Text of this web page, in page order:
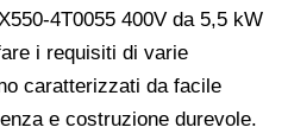
4T0055 400V da 5,5 kW
i requisiti di varie
caratterizzati da facile
e costruzione durevole.